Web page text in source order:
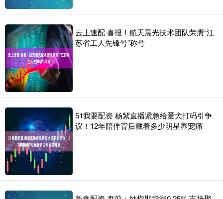
云上速配 喜报！航天晨光技术团队荣膺“江
苏省工人先锋号”称号
51我要配资 杨紫直播紧急给爱犬打码引争
议！12年陪伴背后藏着多少明星养宠痛